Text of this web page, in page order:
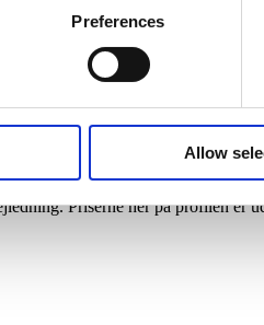
Preferences
Allow
turs kort eller mere*. Ved 5 ture
for elever over 30 år. Det
Priserne her på profilen er